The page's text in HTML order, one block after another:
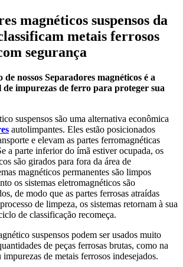
magnéticos suspensos da
metais ferrosos
segurança
nossos Separadores magnéticos é a
de impurezas de ferro para proteger sua
suspensos são uma alternativa econômica
autolimpantes. Eles estão posicionados
e elevam as partes ferromagnéticas
a parte inferior do ímã estiver ocupada, os
são girados para fora da área de
magnéticos permanentes são limpos
os sistemas eletromagnéticos são
de modo que as partes ferrosas atraídas
de limpeza, os sistemas retornam à sua
de classificação recomeça.
suspensos podem ser usados muito
de peças ferrosas brutas, como na
impurezas de metais ferrosos indesejados.